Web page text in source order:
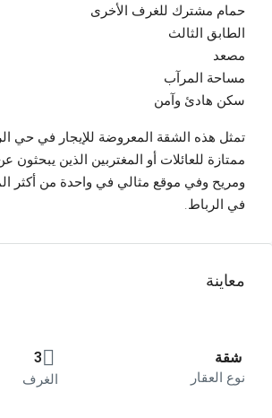
حمام مشترك للغرف الأخرى
الطابق الثالث
مصعد
مساحة المرآب
سكن هادئ وآمن
تمثل هذه الشقة المعروضة للإيجار في حي
ممتازة للعائلات أو المغتربين الذين
ومريح وفي موقع مثالي في واحدة من أكثر
في الرباط.
معاينة
شقة
نوع العقار
3
الغرف